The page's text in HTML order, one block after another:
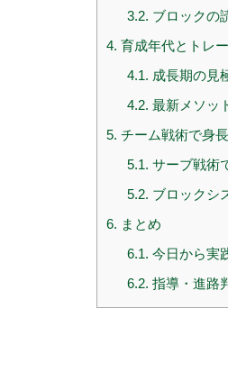
3.2. ブロックの
4. 育成年代とトレ
4.1. 成長期の見
4.2. 最新メソッ
5. チーム戦術で身
5.1. サーブ戦術
5.2. ブロックシ
6. まとめ
6.1. 今日から実
6.2. 指導・進路